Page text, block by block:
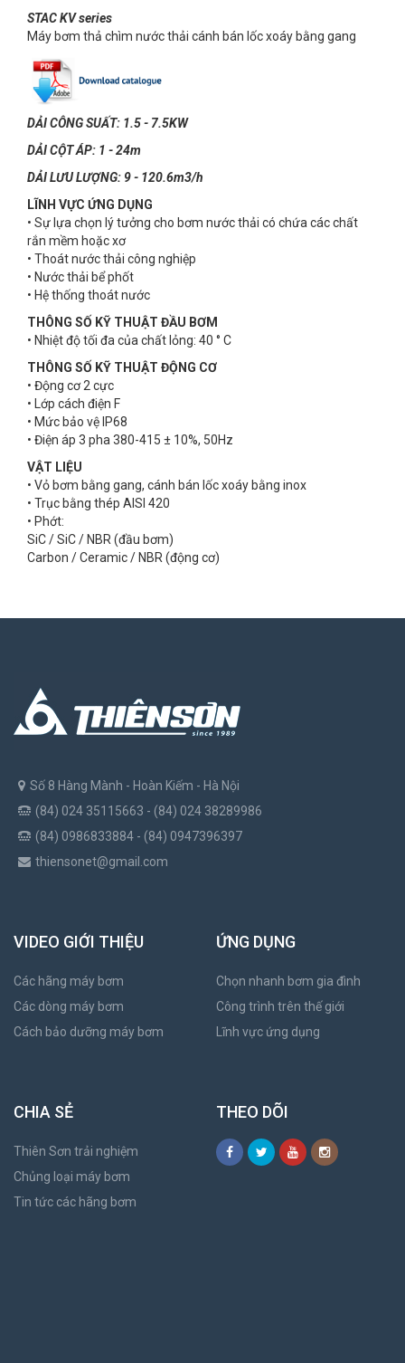
STAC KV series
Máy bơm thả chìm nước thải cánh bán lốc xoáy bằng gang
DẢI CÔNG SUẤT: 1.5 - 7.5KW
DẢI CỘT ÁP: 1 - 24m
DẢI LƯU LƯỢNG: 9 - 120.6m3/h
LĨNH VỰC ỨNG DỤNG
• Sự lựa chọn lý tưởng cho bơm nước thải có chứa các chất
rắn mềm hoặc xơ
• Thoát nước thải công nghiệp
• Nước thải bể phốt
• Hệ thống thoát nước
THÔNG SỐ KỸ THUẬT ĐẦU BƠM
• Nhiệt độ tối đa của chất lỏng: 40 ° C
THÔNG SỐ KỸ THUẬT ĐỘNG CƠ
• Động cơ 2 cực
• Lớp cách điện F
• Mức bảo vệ IP68
• Điện áp 3 pha 380-415 ± 10%, 50Hz
VẬT LIỆU
• Vỏ bơm bằng gang, cánh bán lốc xoáy bằng inox
• Trục bằng thép AISI 420
• Phớt:
SiC / SiC / NBR (đầu bơm)
Carbon / Ceramic / NBR (động cơ)
Số 8 Hàng Mành - Hoàn Kiếm - Hà Nội
(84) 024 35115663 - (84) 024 38289986
(84) 0986833884 - (84) 0947396397
thiensonet@gmail.com
VIDEO GIỚI THIỆU
Các hãng máy bơm
Các dòng máy bơm
Cách bảo dưỡng máy bơm
ỨNG DỤNG
Chọn nhanh bơm gia đình
Công trình trên thế giới
Lĩnh vực ứng dụng
CHIA SẺ
Thiên Sơn trải nghiệm
Chủng loại máy bơm
Tin tức các hãng bơm
THEO DÕI